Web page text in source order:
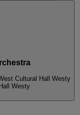
Cultural Hall Westy
Westy